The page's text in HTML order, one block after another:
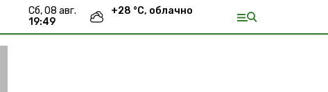
сб, 08 авг.
19:49
+28 °С, облачно